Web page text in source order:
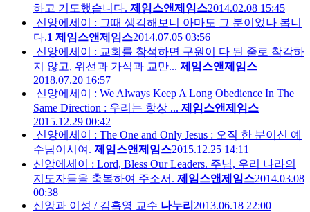
하고 기도했습니다. 제임스앤제임스2014.02.08 15:45
신앙에세이 : 그때 생각해보니 아마도 그 분이었나 봅니
다.1 제임스앤제임스2014.07.05 03:56
신앙에세이 : 교회를 참석하면 구원이 다 된 줄로 착각하
지 않고, 위선과 가식과 교만... 제임스앤제임스
2018.07.20 16:57
신앙에세이 : We Always Keep A Long Obedience In The
Same Direction : 우리는 항상 ... 제임스앤제임스
2015.12.29 00:42
신앙에세이 : The One and Only Jesus : 오직 한 분이신 예
수님이시여. 제임스앤제임스2015.12.25 14:11
신앙에세이 : Lord, Bless Our Leaders. 주님, 우리 나라의
지도자들을 축복하여 주소서. 제임스앤제임스2014.03.08
00:38
신앙과 이성 / 김흡영 교수 나누리 2013.06.18 22:00